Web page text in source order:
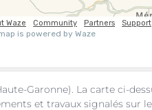
Garonne). La carte ci-
et travaux signalés sur